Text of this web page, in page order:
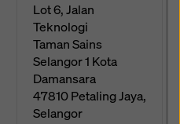
Lot 6, Jalan
Teknologi
Taman Sains
Selangor 1 Kota
Damansara
47810Petaling Jaya,
Selangor